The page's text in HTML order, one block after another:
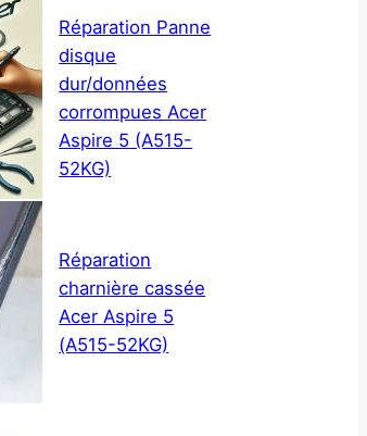
Réparation Panne
disque
dur/données
corrompues Acer
Aspire 5 (A515-
52KG)
Réparation
charnière cassée
Acer Aspire 5
(A515-52KG)